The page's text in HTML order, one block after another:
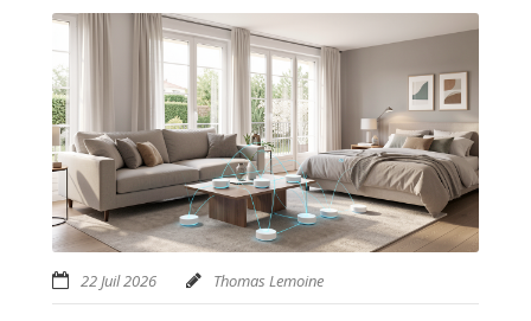
22 Juil 2026 Thomas Lemoine